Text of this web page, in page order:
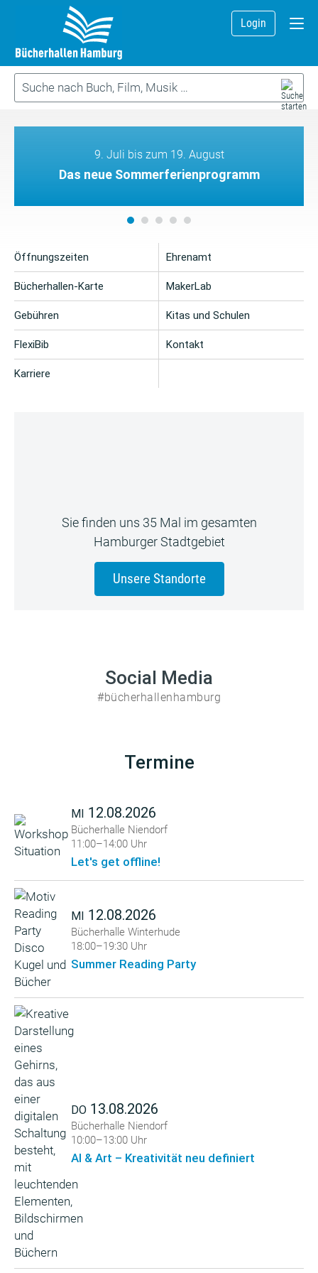
Login
9. Juli bis zum 19. August
Das neue Sommerferienprogramm
Öffnungszeiten
Bücherhallen-Karte
Gebühren
FlexiBib
Karriere
Ehrenamt
MakerLab
Kitas und Schulen
Kontakt
Sie finden uns 35 Mal im gesamten
Hamburger Stadtgebiet
Unsere Standorte
Social Media
#bücherhallenhamburg
Termine
MI 12.08.2026
Bücherhalle Niendorf
11:00–14:00 Uhr
Let's get offline!
MI 12.08.2026
Bücherhalle Winterhude
18:00–19:30 Uhr
Summer Reading Party
DO 13.08.2026
Bücherhalle Niendorf
10:00–13:00 Uhr
AI & Art – Kreativität neu definiert